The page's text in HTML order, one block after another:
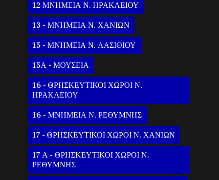
12 ΜΝΗΜΕΙΑ Ν. ΗΡΑΚΛΕΙΟΥ
13 - ΜΝΗΜΕΙΑ Ν. ΧΑΝΙΩΝ
15 - ΜΝΗΜΕΙΑ Ν. ΛΑΣΙΘΙΟΥ
15Α - ΜΟΥΣΕΙΑ
16 - ΘΡΗΣΚΕΥΤΙΚΟΙ ΧΩΡΟΙ Ν.
ΗΡΑΚΛΕΙΟΥ
16 - ΜΝΗΜΕΙΑ Ν. ΡΕΘΥΜΝΗΣ
17 - ΘΡΗΣΚΕΥΤΙΚΟΙ ΧΩΡΟΙ Ν. ΧΑΝΙΩΝ
17 Α - ΘΡΗΣΚΕΥΤΙΚΟΙ ΧΩΡΟΙ Ν.
ΡΕΘΥΜΝΗΣ